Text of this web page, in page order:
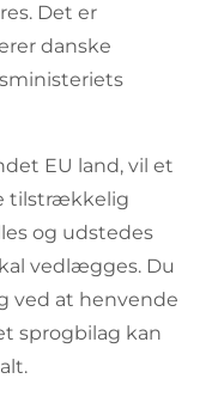
Det er
danske
EU land, vil et
tilstrækkelig
og udstedes
vedlægges. Du
ved at henvende
sprogbilag kan